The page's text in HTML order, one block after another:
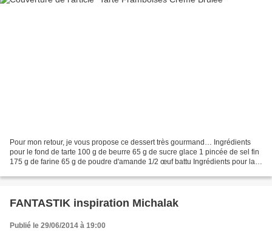
Pour mon retour, je vous propose ce dessert très gourmand… Ingrédients
pour le fond de tarte 100 g de beurre 65 g de sucre glace 1 pincée de sel fin
175 g de farine 65 g de poudre d'amande 1/2 œuf battu Ingrédients pour la
FANTASTIK inspiration Michalak
Publié le 29/06/2014 à 19:00